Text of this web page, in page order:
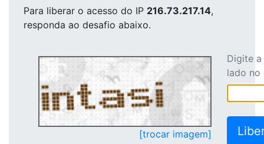
Para liberar o acesso do IP 216.73.217.14,
responda ao desafio abaixo.
[trocar imagem]
Digite
lado no